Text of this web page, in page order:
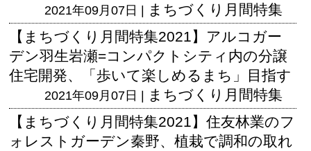
2021年09月07日 | まちづくり月間特集
【まちづくり月間特集2021】アルコガー
デン羽生岩瀬=コンパクトシティ内の分譲
住宅開発、「歩いて楽しめるまち」目指す
2021年09月07日 | まちづくり月間特集
【まちづくり月間特集2021】住友林業のフ
ォレストガーデン秦野、植栽で調和の取れ